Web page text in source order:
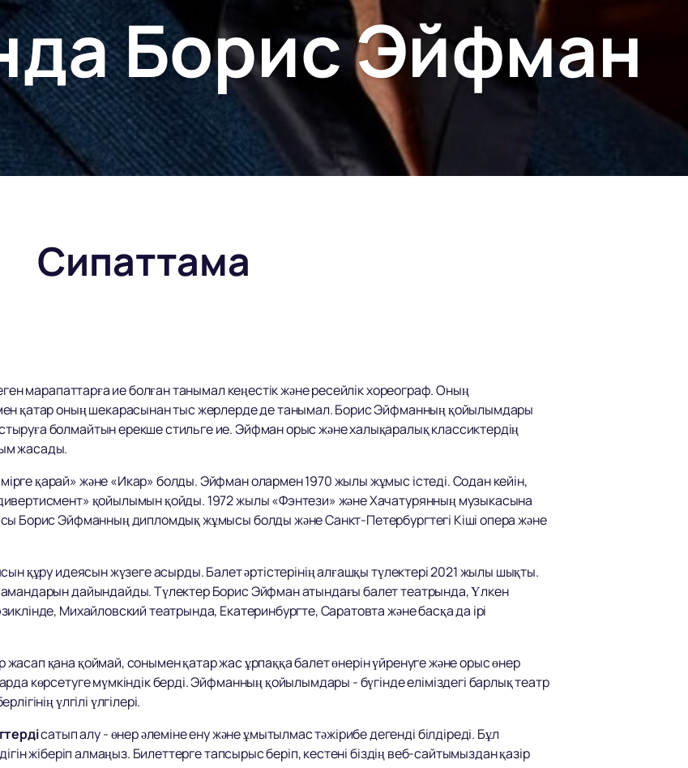
Борис Эйфман
Сипаттама
марапаттарға ие болған танымал кеңестік және ресейлік хореограф. Оның
қатар оның шекарасынан тыс жерлерде де танымал. Борис Эйфманның қойылымдары
болмайтын ерекше стильге ие. Эйфман орыс және халықаралық классиктердің
жасады.
қарай» және «Икар» болды. Эйфман олармен 1970 жылы жұмыс істеді. Содан кейін,
қойылымын қойды. 1972 жылы «Фэнтези» және Хачатурянның музыкасына
Борис Эйфманның дипломдық жұмысы болды және Санкт-Петербургтегі Кіші опера және
құру идеясын жүзеге асырды. Балет әртістерінің алғашқы түлектері 2021 жылы шықты.
дайындайды. Түлектер Борис Эйфман атындағы балет театрында, Үлкен
Михайловский театрында, Екатеринбургте, Саратовта және басқа да ірі
қана қоймай, сонымен қатар жас ұрпаққа балет өнерін үйренуге және орыс өнер
көрсетуге мүмкіндік берді. Эйфманның қойылымдары - бүгінде еліміздегі барлық театр
үлгілі үлгілері.
сатып алу - өнер әлеміне ену және ұмытылмас тәжірибе дегенді білдіреді. Бұл
жіберіп алмаңыз. Билеттерге тапсырыс беріп, кестені біздің веб-сайтымыздан қазір